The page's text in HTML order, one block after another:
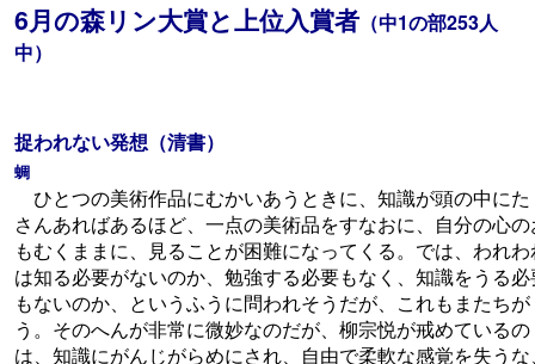
6月の森リン大賞と上位入賞者 （中1の部253人
中）
捉われない発想（清書）
蜩
ひとつの美術作品にむかいあうときに、知識が頭の中にた
さんあればあるほど、一点の美術品をすなおに、自分の心の
もむくままに、見ることが困難になってくる。では、われわ
は知る必要がないのか、勉強する必要もなく、知識をうる必
もないのか、というふうに問われそうだが、これもまたちが
う。そのへんが非常に微妙なのだが、柳宗悦が戒めているの
は、知識にがんじがらめにされ、自由で柔軟な感覚を失うな